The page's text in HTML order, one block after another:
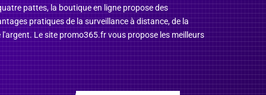
pattes, la boutique en ligne propose des
pratiques de la surveillance à distance, de la
Le site promo365.fr vous propose les meilleurs